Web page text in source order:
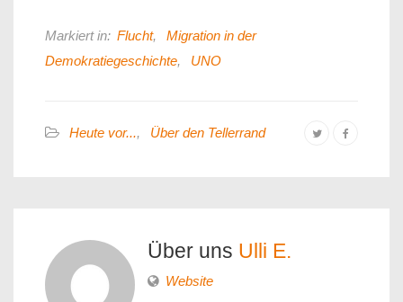
Markiert in: Flucht,
Migration in der
Demokratiegeschichte, UNO
Heute vor..., Über den Tellerrand
Über uns Ulli E.
Website